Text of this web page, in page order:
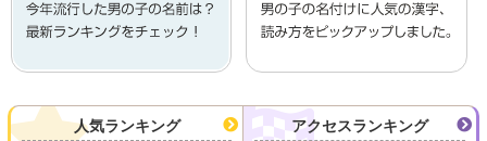
人気ランキング アクセスランキング